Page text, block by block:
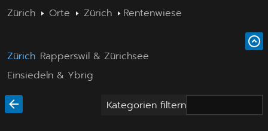
Zürich Orte Zürich Rentenwiese
Zürich Rapperswil & Zürichsee
Einsiedeln & Ybrig
Kategorien filtern